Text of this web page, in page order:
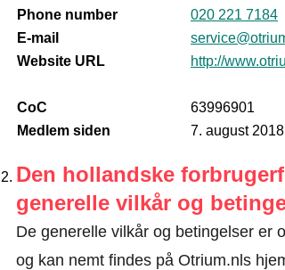
Phone number
020 221 7184
E-mail
Website URL
http://
CoC
63996901
Medlem siden
7. august 2018
Den hollandske
generelle vilkår og
De generelle vilkår og betingelser er
og kan nemt findes på Otrium.nls